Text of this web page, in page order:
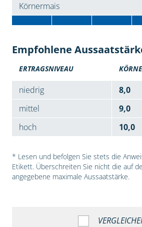
Körnermais
Empfohlene
ERTRAGSNIVEAU
niedrig
8,0
mittel
9,0
hoch
10,0
* Lesen und befolgen Sie stets die
Etikett. Überschreiten Sie nicht die auf
angegebene maximale Aussaatstärke.